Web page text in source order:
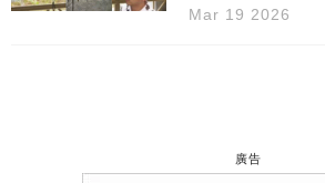
Mar 19 2026
廣告